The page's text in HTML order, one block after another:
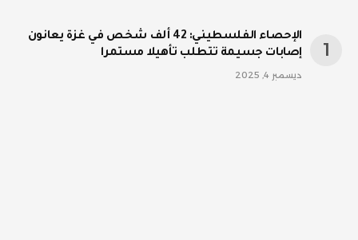
الإحصاء الفلسطيني: 42 ألف شخص في غزة يعانون
إصابات جسيمة تتطلب تأهيلا مستمرا
ديسمبر 4, 2025